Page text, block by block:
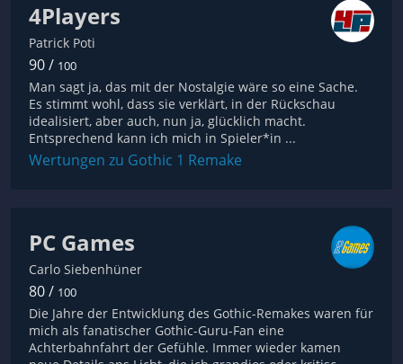
4Players
Patrick Poti
90 / 100
Man sagt ja, das mit der Nostalgie wäre so eine Sache.
Es stimmt wohl, dass sie verklärt, in der Rückschau
idealisiert, aber auch, nun ja, glücklich macht.
Entsprechend kann ich mich in Spieler*in ...
Wertungen zu Gothic 1 Remake
PC Games
Carlo Siebenhüner
80 / 100
Die Jahre der Entwicklung des Gothic-Remakes waren für
mich als fanatischer Gothic-Guru-Fan eine
Achterbahnfahrt der Gefühle. Immer wieder kamen